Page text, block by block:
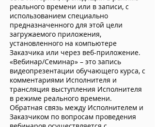
реального времени или в записи, с
использованием специально
предназначенного для этой цели
загружаемого приложения,
установленного на компьютере
Заказчика или через веб-приложение.
«Вебинар/Семинар» – это запись
видеопрезентации обучающего курса, с
комментариями Исполнителя и
трансляция выступления Исполнителя
в режиме реального времени.
Обратная связь между Исполнителем и
Заказчиком по вопросам проведения